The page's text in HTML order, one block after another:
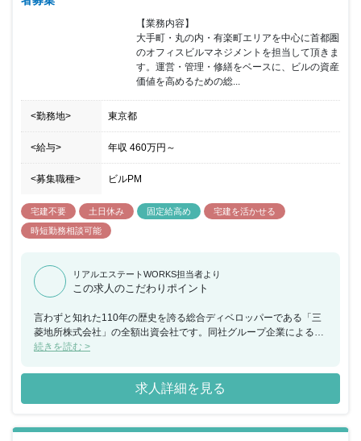
【業務内容】
大手町・丸の内・有楽町エリアを中心に首都圏
のオフィスビルマネジメントを担当して頂きま
す。運営・管理・修繕をベースに、ビルの資産
価値を高めるための総...
<勤務地> 東京都
<給与> 年収 460万円 ～
<募集職種> ビルPM
宅建不要 土日休み 固定給高め
宅建を活かせる
時短勤務相談可能
リアルエステートWORKS担当者より
この求人のこだわりポイント
言わずと知れた110年の歴史を誇る総合ディベロッパーである「三
菱地所株式会社」の全額出資会社です。同社グループ企業による総
合的且つ最適なサービス提供の為幅広い知識が身につきます。
続きを読む >
求人詳細を見る